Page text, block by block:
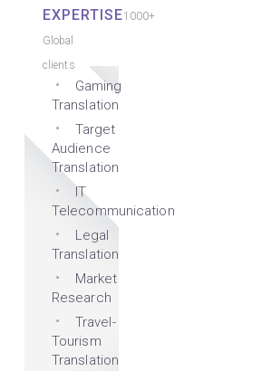
EXPERTISE1000+
Global
clients
Gaming
Translation
Target
Audience
Translation
IT
Telecommunication
Legal
Translation
Market
Research
Travel-
Tourism
Translation